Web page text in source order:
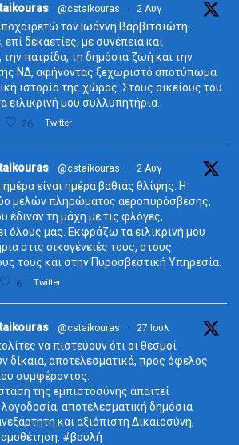
@cstaikouras · 2 Αυγ
τον Ιωάννη Βαρβιτσιώτη.
δεκαετίες, με συνέπεια και
πατρίδα, τη δημόσια ζωή και την
ΝΔ, αφήνοντας ξεχωριστό αποτύπωμα
ιστορία της χώρας. Στους οικείους του
ειλικρινή μου συλλυπητήρια.
26 Twitter
@cstaikouras · 2 Αυγ
ημέρα είναι ημέρα βαθιάς θλίψης. Η
μελών πληρώματος αεροπυρόσβεσης,
έδιναν τη μάχη με τις φλόγες,
όλους μας. Εκφράζω τα ειλικρινή μου
στις οικογένειές τους, στους
τους και στην Πυροσβεστική Υπηρεσία.
6 Twitter
@cstaikouras · 27 Ιούλ
να πιστεύουν ότι οι θεσμοί
δίκαια, αποτελεσματικά, προς όφελος
συμφέροντος.
της εμπιστοσύνης απαιτεί
λογοδοσία, αποτελεσματική δημόσια
και αξιόπιστη Δικαιοσύνη,
#βουλή